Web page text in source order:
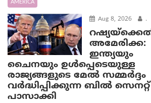
AMERICA
Aug 8, 2026 .
അമേരിക്ക:
ഇന്ത്യയും
ചൈനയും ഉൾപ്പെടെയുള്ള
രാജ്യങ്ങളുടെ മേൽ സമ്മർദ്ദം
വർദ്ധിപ്പിക്കുന്ന ബിൽ സെനറ്റ്
പാസാക്കി